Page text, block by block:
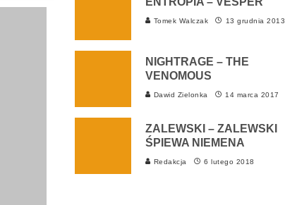
Tomek Walczak 13 grudnia 2013
NIGHTRAGE – THE
VENOMOUS
Dawid Zielonka 14 marca 2017
ZALEWSKI – ZALEWSKI
ŚPIEWA NIEMENA
Redakcja 6 lutego 2018